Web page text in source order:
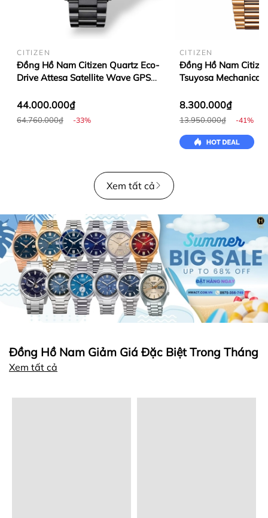
CITIZEN
Đồng Hồ Nam Citizen Quartz Eco-
Drive Attesa Satellite Wave GPS
44.000.000₫
64.760.000₫ -33%
CITIZEN
Đồng Hồ Nam
Tsuyosa Mechanical
8.300.000₫
13.950.000₫ -41%
Xem tất cả
Đồng Hồ Nam Giảm Giá Đặc Biệt Trong Tháng
Xem tất cả